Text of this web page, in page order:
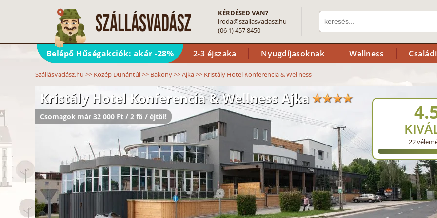
KÉRDÉSED VAN?
iroda@szallasvadasz.hu
(06 1) 457 8450
Belépő Hűségakciók: akár -28% 2-3 éjszaka Nyugdíjasoknak Wellness
SzállásVadász.hu >> Közép Dunántúl>> Bakony>>Ajka>> Kristály Hotel Konferencia & Wellness
Kristály Hotel Konferencia & Wellness Ajka
Csomagok már 32 000 Ft / 2 fő / éjtől!
22